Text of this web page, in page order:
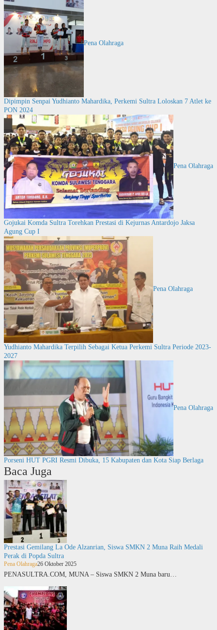
Pena Olahraga
Dipimpin Senpai Yudhianto Mahardika, Perkemi Sultra Loloskan 7 Atlet ke
PON 2024
Pena Olahraga
Gojukai Komda Sultra Torehkan Prestasi di Kejurnas Antardojo Jaksa
Agung Cup I
Pena Olahraga
Yudhianto Mahardika Terpilih Sebagai Ketua Perkemi Sultra Periode 2023-
2027
Pena Olahraga
Porseni HUT PGRI Resmi Dibuka, 15 Kabupaten dan Kota Siap Berlaga
Baca Juga
Prestasi Gemilang La Ode Alzanrian, Siswa SMKN 2 Muna Raih Medali
Perak di Popda Sultra
Pena Olahraga26 Oktober 2025
PENASULTRA.COM, MUNA – Siswa SMKN 2 Muna baru…